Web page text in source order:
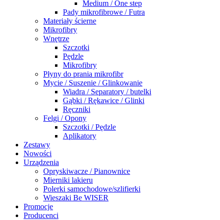
Medium / One step
Pady mikrofibrowe / Futra
Materiały ścierne
Mikrofibry
Wnętrze
Szczotki
Pędzle
Mikrofibry
Płyny do prania mikrofibr
Mycie / Suszenie / Glinkowanie
Wiadra / Separatory / butelki
Gąbki / Rękawice / Glinki
Ręczniki
Felgi / Opony
Szczotki / Pędzle
Aplikatory
Zestawy
Nowości
Urządzenia
Opryskiwacze / Pianownice
Mierniki lakieru
Polerki samochodowe/szlifierki
Wieszaki Be WISER
Promocje
Producenci